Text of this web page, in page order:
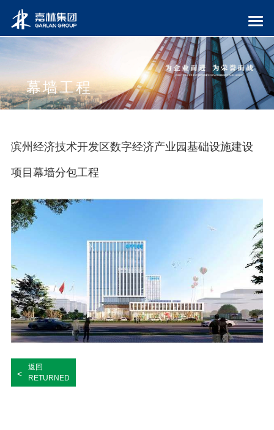
幕墙工程
滨州经济技术开发区数字经济产业园基础设施建设
项目幕墙分包工程
<
返回
RETURNED